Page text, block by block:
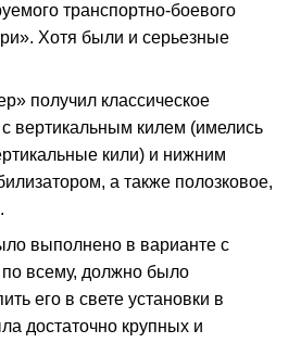
транспортно-боевого
Хотя были и серьезные
получил классическое
вертикальным килем (имелись
кили) и нижним
а также полозковое,
выполнено в варианте с
по всему, должно было
его в свете установки в
достаточно крупных и